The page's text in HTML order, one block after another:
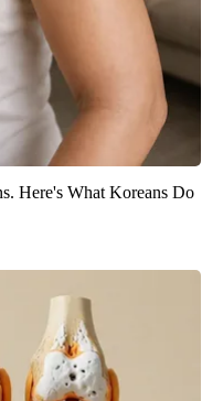
Here's What Koreans Do